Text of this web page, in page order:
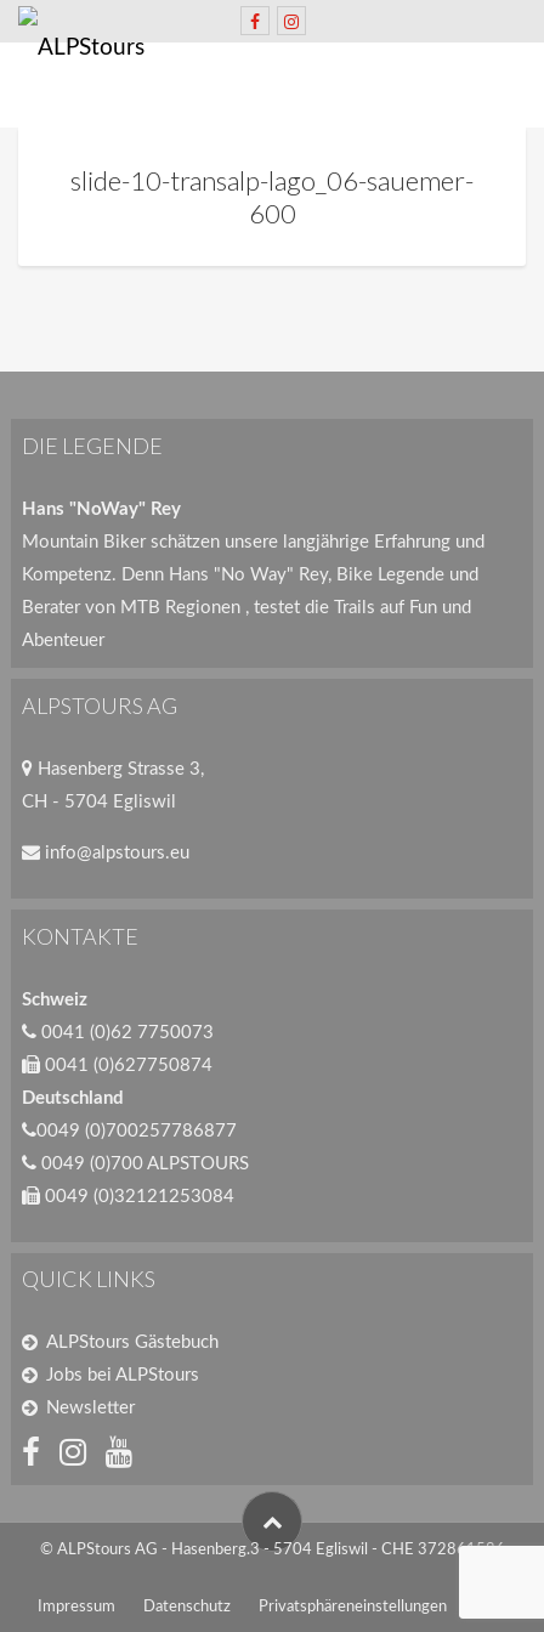
slide-10-transalp-lago_06-sauemer-
600
DIE LEGENDE
Hans "NoWay" Rey
Mountain Biker schätzen unsere langjährige Erfahrung und
Kompetenz. Denn Hans "No Way" Rey, Bike Legende und
Berater von MTB Regionen , testet die Trails auf Fun und
Abenteuer
ALPSTOURS AG
Hasenberg Strasse 3,
CH - 5704 Egliswil
info@alpstours.eu
KONTAKTE
Schweiz
0041 (0)62 7750073
0041 (0)627750874
Deutschland
0049 (0)700257786877
0049 (0)700 ALPSTOURS
0049 (0)32121253084
QUICK LINKS
ALPStours Gästebuch
Jobs bei ALPStours
Newsletter
© ALPStours AG - Hasenberg.3 - 5704 Egliswil - CHE 372861586
Impressum Datenschutz Privatsphäreneinstellungen